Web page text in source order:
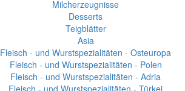
Milcherzeugnisse
Desserts
Teigblätter
Asia
Fleisch - und Wurstspezialitäten - Osteuropa
Fleisch - und Wurstspezialitäten - Polen
Fleisch - und Wurstspezialitäten - Adria
Fleisch - und Wurstspezialitäten - Türkei